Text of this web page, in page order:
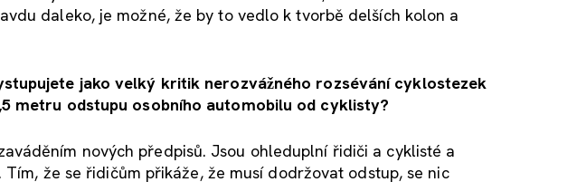
daleko, je možné, že by to vedlo k tvorbě delších kolon a
jako velký kritik nerozvážného rozsévání cyklostezek
metru odstupu osobního automobilu od cyklisty?
nových předpisů. Jsou ohleduplní řidiči a cyklisté a
že se řidičům přikáže, že musí dodržovat odstup, se nic